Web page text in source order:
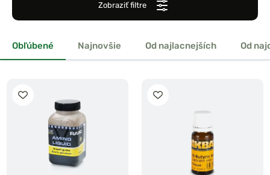
Zobraziť filtre
Obľúbené Najnovšie Od najlacnejších Od